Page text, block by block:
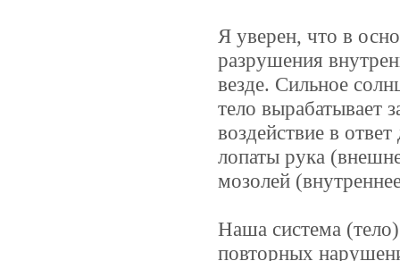
Я уверен, что в
разрушения
везде. Сильное
тело вырабатывает
воздействие в
лопаты рука
мозолей
Наша система
повторных